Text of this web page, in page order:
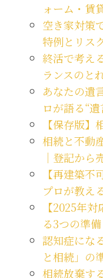
ォーム・賃
空き家対策
特例とリス
終活で考え
ランスのと
あなたの遺
ロが語る“
【保存版
相続と不動
｜登記から
【再建築
プロが教え
【2025年
る3つの準
認知症にな
と相続」の
相続放棄す